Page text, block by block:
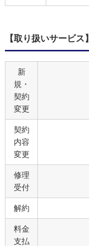
【取り扱いサービス】
新
規・
契約
変更
契約
内容
変更
修理
受付
解約
料金
支払